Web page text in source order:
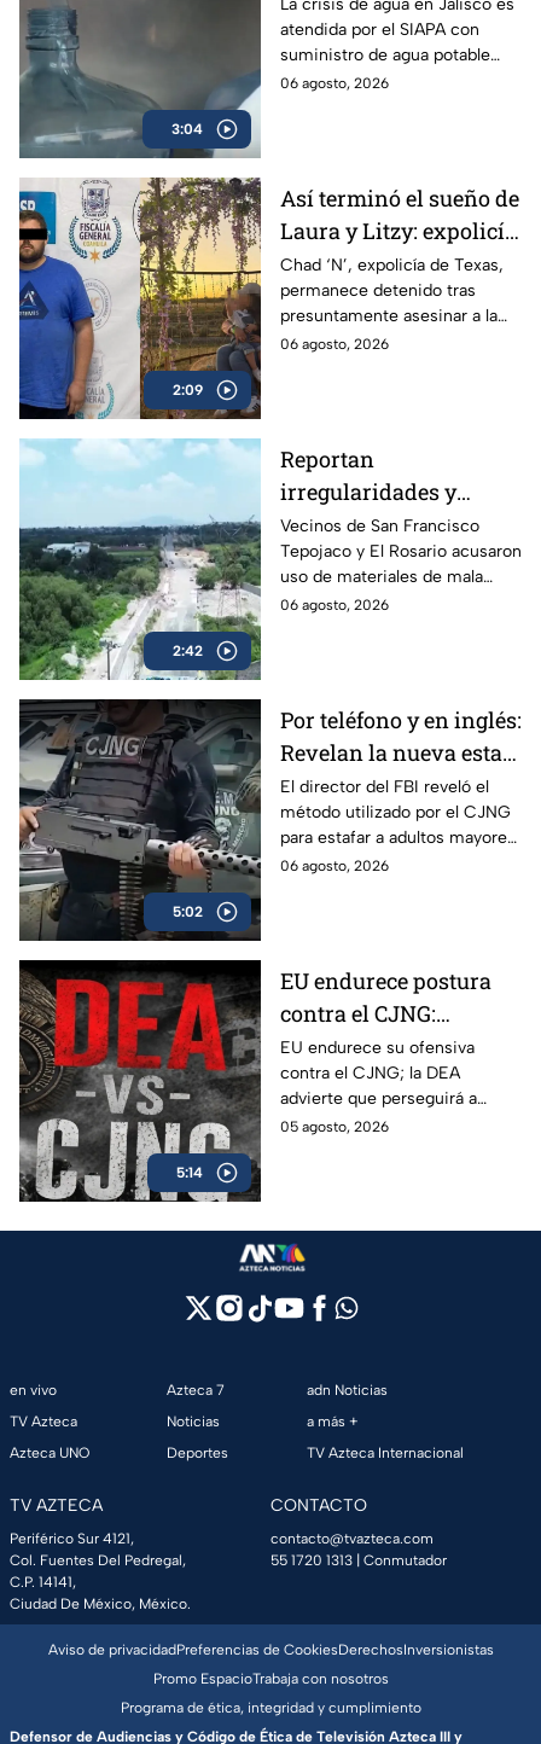
3:04
suministro potable
gratuito a colonias
afectadas
La crisis de agua en Jalisco es
atendida por el SIAPA con
suministro de agua potable
gratuito, nuevas obras de
06 agosto, 2026
2:09
Así terminó el sueño de
Laura y Litzy: expolicía
de Texas permanece
detenido por
multihomicidio en
Saltillo
Chad ‘N’, expolicía de Texas,
permanece detenido tras
presuntamente asesinar a la
familia de su expareja en
06 agosto, 2026
2:42
Reportan
irregularidades y
posible desvío de
recursos en obras
viales de Cuautitlán
Izcalli, Edomex
Vecinos de San Francisco
Tepojaco y El Rosario acusaron
uso de materiales de mala
calidad en una obra de 23
06 agosto, 2026
5:02
Por teléfono y en inglés:
Revelan la nueva estafa
del CJNG a adultos
mayores de Estados
Unidos
El director del FBI reveló el
método utilizado por el CJNG
para estafar a adultos mayores
de Estados Unidos desde
06 agosto, 2026
5:14
EU endurece postura
contra el CJNG:
advierte que también
irá por políticos que
protejan al cártel
EU endurece su ofensiva
contra el CJNG; la DEA
advierte que perseguirá a
políticos que protejan al cártel
05 agosto, 2026
en vivo
TV Azteca
Azteca UNO
Azteca 7
Noticias
Deportes
adn Noticias
a más +
TV Azteca Internacional
TV AZTECA
Periférico Sur 4121,
Col. Fuentes Del Pedregal,
C.P. 14141,
Ciudad De México, México.
CONTACTO
contacto@tvazteca.com
55 1720 1313 | Conmutador
Aviso de privacidadPreferencias de CookiesDerechosInversionistas
Promo EspacioTrabaja con nosotros
Programa de ética, integridad y cumplimiento
Defensor de Audiencias y Código de Ética de Televisión Azteca III y